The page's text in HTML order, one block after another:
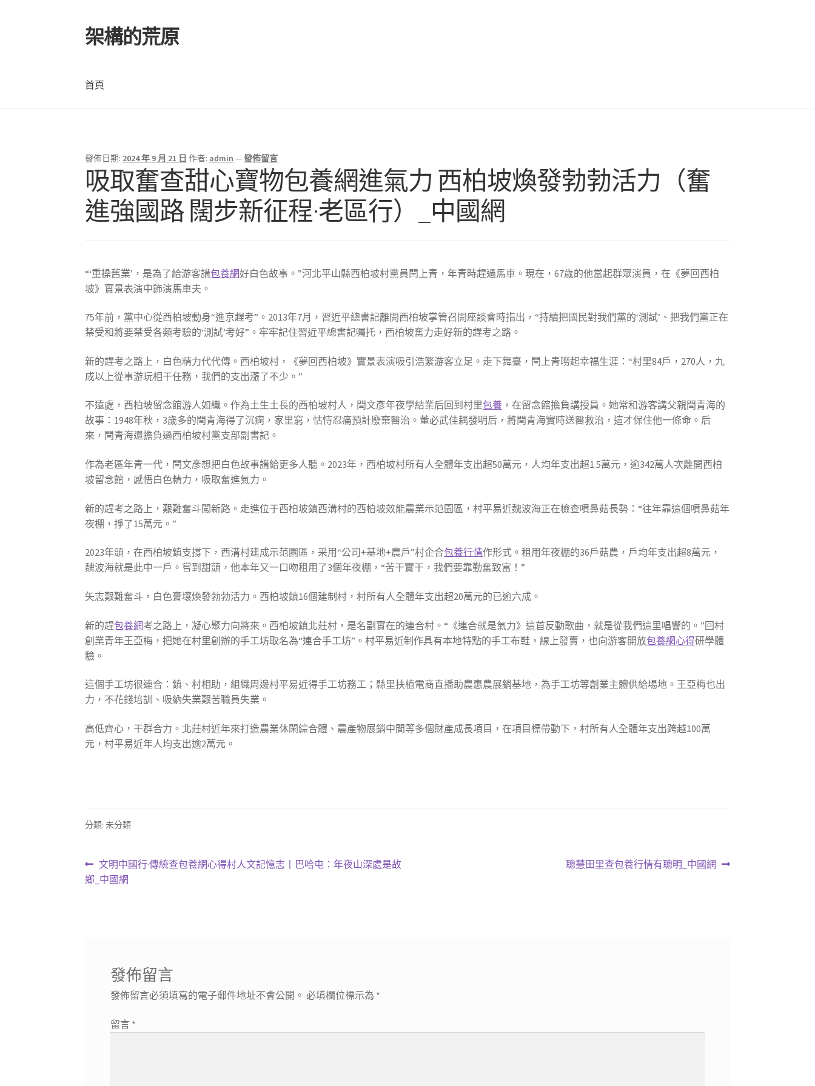
跳
至
覽
列
跳
至
要
內
架構的荒原
首頁
發佈日期: 2024 年 9 月 21 日 作者: admin —發佈留言
吸取奮查甜心寶物包養網進氣力 西柏坡煥發勃勃活力（奮
進強國路 闊步新征程·老區行）_中國網
“‘重操舊業’，是為了給游客講包養網好白色故事。”河北平山縣西柏坡村黨員閆上青，年青時趕過馬車。現在，67歲的他當起群眾演員，在《夢回西柏
坡》實景表演中飾演馬車夫。
75年前，黨中心從西柏坡動身“進京趕考”。2013年7月，習近平總書記離開西柏坡掌管召開座談會時指出，“持續把國民對我們黨的‘測試’、把我們黨正在
禁受和將要禁受各類考驗的‘測試’考好”。牢牢記住習近平總書記囑托，西柏坡奮力走好新的趕考之路。
新的趕考之路上，白色精力代代傳。西柏坡村，《夢回西柏坡》實景表演吸引浩繁游客立足。走下舞臺，閆上青嘮起幸福生涯：“村里84戶，270人，九
成以上從事游玩相干任務，我們的支出漲了不少。”
不遠處，西柏坡留念館游人如織。作為土生土長的西柏坡村人，閆文彥年夜學結業后回到村里包養 ，在留念館擔負講授員。她常和游客講父親閆青海的
故事：1948年秋，3歲多的閆青海得了沉痾，家里窮，怙恃忍痛預計廢棄醫治。董必武佳耦發明后，將閆青海實時送醫救治，這才保住他一條命。后
來，閆青海還擔負過西柏坡村黨支部副書記。
作為老區年青一代，閆文彥想把白色故事講給更多人聽。2023年，西柏坡村所有人全體年支出超50萬元，人均年支出超1.5萬元，逾342萬人次離開西柏
坡留念館，感悟白色精力，吸取奮進氣力。
新的趕考之路上，艱難奮斗闖新路。走進位于西柏坡鎮西溝村的西柏坡效能農業示范園區，村平易近魏波海正在檢查噴鼻菇長勢：“往年靠這個噴鼻菇年
夜棚，掙了15萬元。”
2023年頭，在西柏坡鎮支撐下，西溝村建成示范園區，采用“公司+基地+農戶”村企合包養行情作形式。租用年夜棚的36戶菇農，戶均年支出超8萬元，
魏波海就是此中一戶。嘗到甜頭，他本年又一口吻租用了3個年夜棚，“苦干實干，我們要靠勤奮致富！”
矢志艱難奮斗，白色膏壤煥發勃勃活力。西柏坡鎮16個建制村，村所有人全體年支出超20萬元的已逾六成。
新的趕包養網考之路上，凝心聚力向將來。西柏坡鎮北莊村，是名副實在的連合村。“《連合就是氣力》這首反動歌曲，就是從我們這里唱響的。”回村
創業青年王亞梅，把她在村里創辦的手工坊取名為“連合手工坊”。村平易近制作具有本地特點的手工布鞋，線上發賣，也向游客開放包養網心得研學體
驗。
這個手工坊很連合：鎮、村相助，組織周邊村平易近得手工坊務工；縣里扶植電商直播助農惠農展銷基地，為手工坊等創業主體供給場地。王亞梅也出
力，不花錢培訓、吸納失業艱苦職員失業。
高低齊心，干群合力。北莊村近年來打造農業休閑綜合體、農產物展銷中間等多個財產成長項目，在項目標帶動下，村所有人全體年支出跨越100萬
元，村平易近年人均支出逾2萬元。
分類: 未分類
文
章
上
一
文明中國行·傳統查包養網心得村人文記憶志丨巴哈屯：年夜山深處是故
鄉_中國網
下
聰慧田里查包養行情有聰明_中國網
發佈留言
發佈留言必須填寫的電子郵件地址不會公開。 必填欄位標示為 *
留言 *